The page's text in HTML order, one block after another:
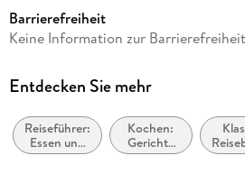
Seitenanzahl
Dateigröße
Reihe
Reise-Lesebuch, 13
Barrierefreiheit
Keine Information zur
Entdecken Sie mehr
Reiseführer:
Essen und
Trinken
Kochen:
Gerichte
und Menüs